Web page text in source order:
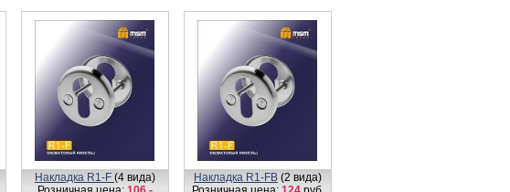
Накладка R1-F (4 вида)
Накладка R1-FB (2 вида)